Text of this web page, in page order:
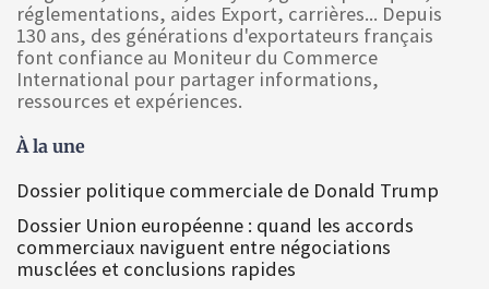
réglementations, aides Export, carrières... Depuis
130 ans, des générations d'exportateurs français
font confiance au Moniteur du Commerce
International pour partager informations,
ressources et expériences.
À la une
Dossier politique commerciale de Donald Trump
Dossier Union européenne : quand les accords
commerciaux naviguent entre négociations
musclées et conclusions rapides